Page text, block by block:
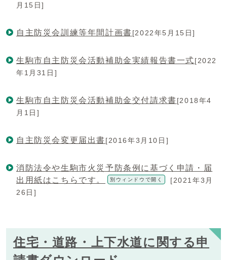
月15日]
自主防災会訓練等年間計画書[2022年5月15日]
生駒市自主防災会活動補助金実績報告書一式[2022
年1月31日]
生駒市自主防災会活動補助金交付請求書[2018年4
月1日]
自主防災会変更届出書[2016年3月10日]
消防法令や生駒市火災予防条例に基づく申請・届
出用紙はこちらです。
別ウィンドウで開く
[2021年3月
26日]
住宅・道路・上下水道に関する申